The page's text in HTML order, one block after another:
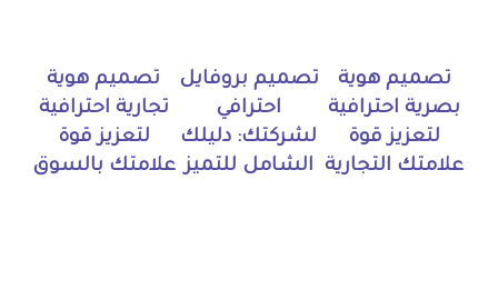
تصميم هوية
بصرية احترافية
لتعزيز قوة
علامتك التجارية
تصميم بروفايل
احترافي
لشركتك: دليلك
الشامل للتميز
تصميم هوية
تجارية احترافية
لتعزيز قوة
علامتك بالسوق